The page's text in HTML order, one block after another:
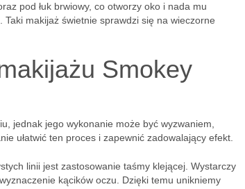
pod łuk brwiowy, co otworzy oko i nada mu
makijaż świetnie sprawdzi się na wieczorne
Smokey
jednak jego wykonanie może być wyzwaniem,
ułatwić ten proces i zapewnić zadowalający efekt.
linii jest zastosowanie taśmy klejącej. Wystarczy
kącików oczu. Dzięki temu unikniemy